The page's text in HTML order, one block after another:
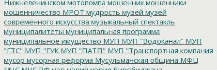
Нижнеленинском мотопомпа мошенник мошенники
мошенничество МРОТ мудрость музей музей
современного искусства музыкальный спектакль
муниципалитеты муниципальная программа
муниципальное имущество МУП МУП "Водоканал" МУП
"ГТС" МУП "ГУК МУП "ПАТП" МУП "Транспортная компания
мусор мусорная реформа Мусульманская община МФЦ